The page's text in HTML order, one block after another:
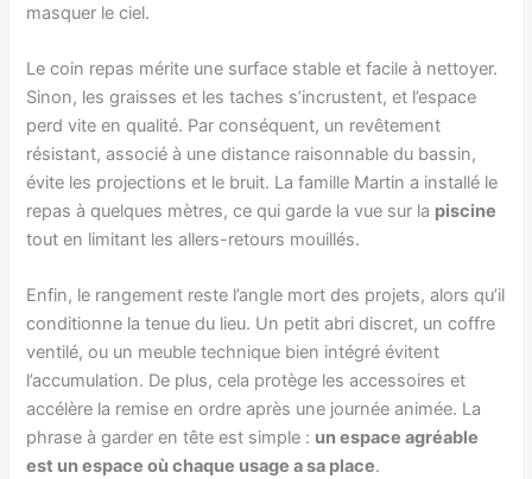
masquer le ciel.
Le coin repas mérite une surface stable et facile à nettoyer.
Sinon, les graisses et les taches s’incrustent, et l’espace
perd vite en qualité. Par conséquent, un revêtement
résistant, associé à une distance raisonnable du bassin,
évite les projections et le bruit. La famille Martin a installé le
repas à quelques mètres, ce qui garde la vue sur la piscine
tout en limitant les allers-retours mouillés.
Enfin, le rangement reste l’angle mort des projets, alors qu’il
conditionne la tenue du lieu. Un petit abri discret, un coffre
ventilé, ou un meuble technique bien intégré évitent
l’accumulation. De plus, cela protège les accessoires et
accélère la remise en ordre après une journée animée. La
phrase à garder en tête est simple : un espace agréable
est un espace où chaque usage a sa place.